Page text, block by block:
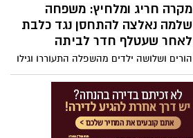
המתקיים לזכרו של יוסי והב ז"ל. הטורניר,
שהפך למסורת מקומית, יפגיש קבוצות מגדרה
והסביבה לקרבות ספורטיביים על תואר
מקרה חריג ומלחיץ: משפחה
שלמה נאלצה להתחסן נגד כלבת
לאחר שעטלף חדר לביתה
הורים ושלושה ילדים מהשפלה התעוררו וגילו
סימני צואה רבים של עטלף ברחבי הבית.
למרות שלא נמצאו סימני נשיכה, כולם הופנו
לקבלת טיפול מונע נגד כלבת. בשניידר
מזכירים: מי שהתעורר בחדר שבו שהה עטלף
חייב להיבדק